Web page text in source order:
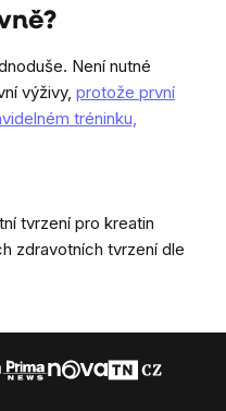
Není nutné
výživy, protože první
tréninku,
tvrzení pro kreatin
zdravotních tvrzení dle